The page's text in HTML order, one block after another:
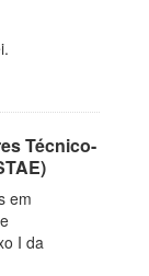
Técnico-
em
I da